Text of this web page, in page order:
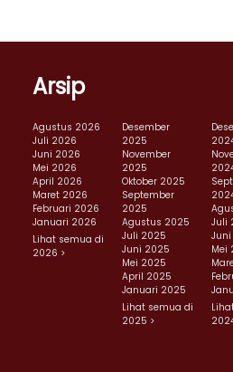
Arsip
Agustus 2026
Juli 2026
Juni 2026
Mei 2026
April 2026
Maret 2026
Februari 2026
Januari 2026
Lihat semua di
2026 >
Desember
2025
November
2025
Oktober 2025
September
2025
Agustus 2025
Juli 2025
Juni 2025
Mei 2025
April 2025
Januari 2025
Lihat semua di
2025 >
Juli
Mei